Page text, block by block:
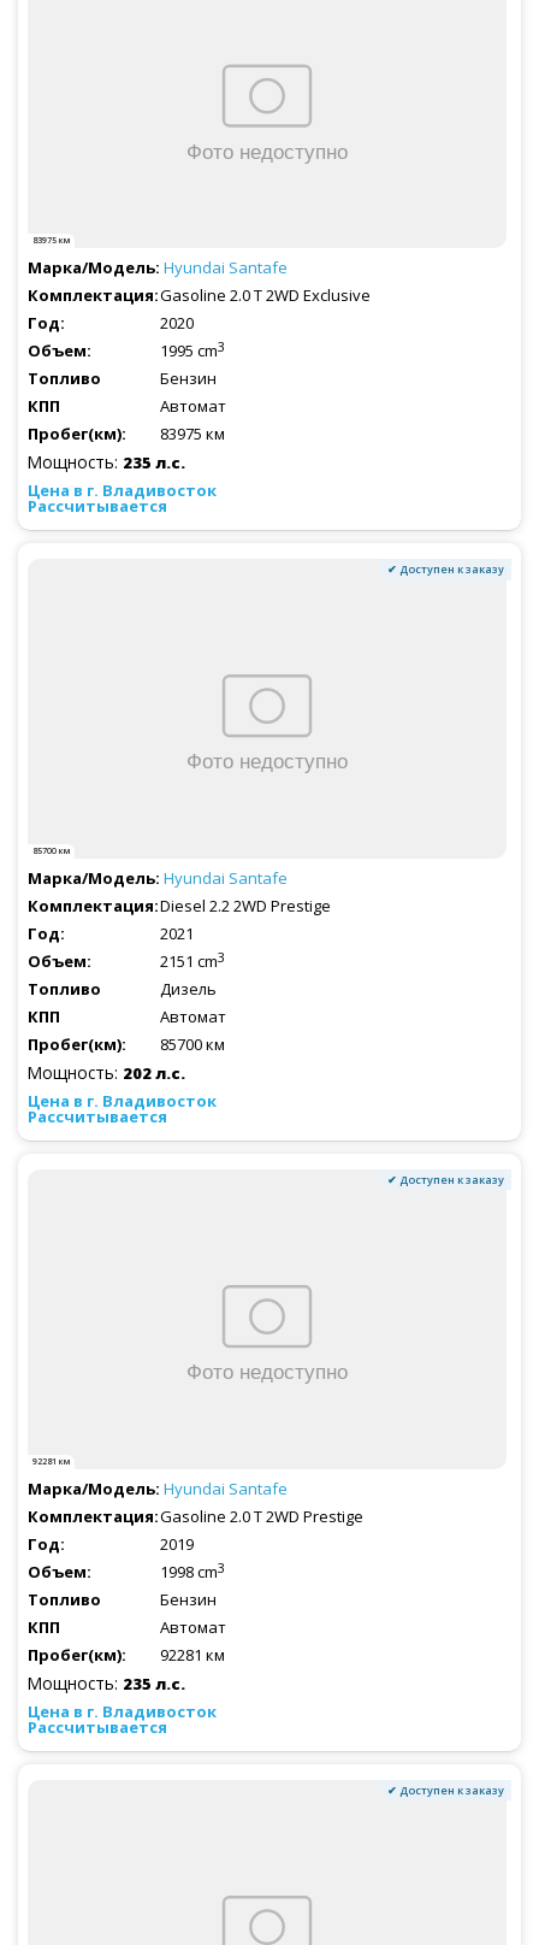
83975 км
Hyundai Santafe
Gasoline 2.0 T 2WD Exclusive
2020
1995 cm3
Бензин
Автомат
83975 км
Мощность: 235 л.с.
Рассчитывается
✔ Доступен к заказу
85700 км
Hyundai Santafe
Diesel 2.2 2WD Prestige
2021
2151 cm3
Дизель
Автомат
85700 км
Мощность: 202 л.с.
Рассчитывается
✔ Доступен к заказу
92281 км
Hyundai Santafe
Gasoline 2.0 T 2WD Prestige
2019
1998 cm3
Бензин
Автомат
92281 км
Мощность: 235 л.с.
Рассчитывается
✔ Доступен к заказу